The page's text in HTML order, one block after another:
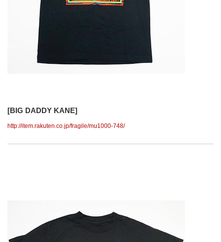
[BIG DADDY KANE]
http://item.rakuten.co.jp/fragile/mu1000-748/